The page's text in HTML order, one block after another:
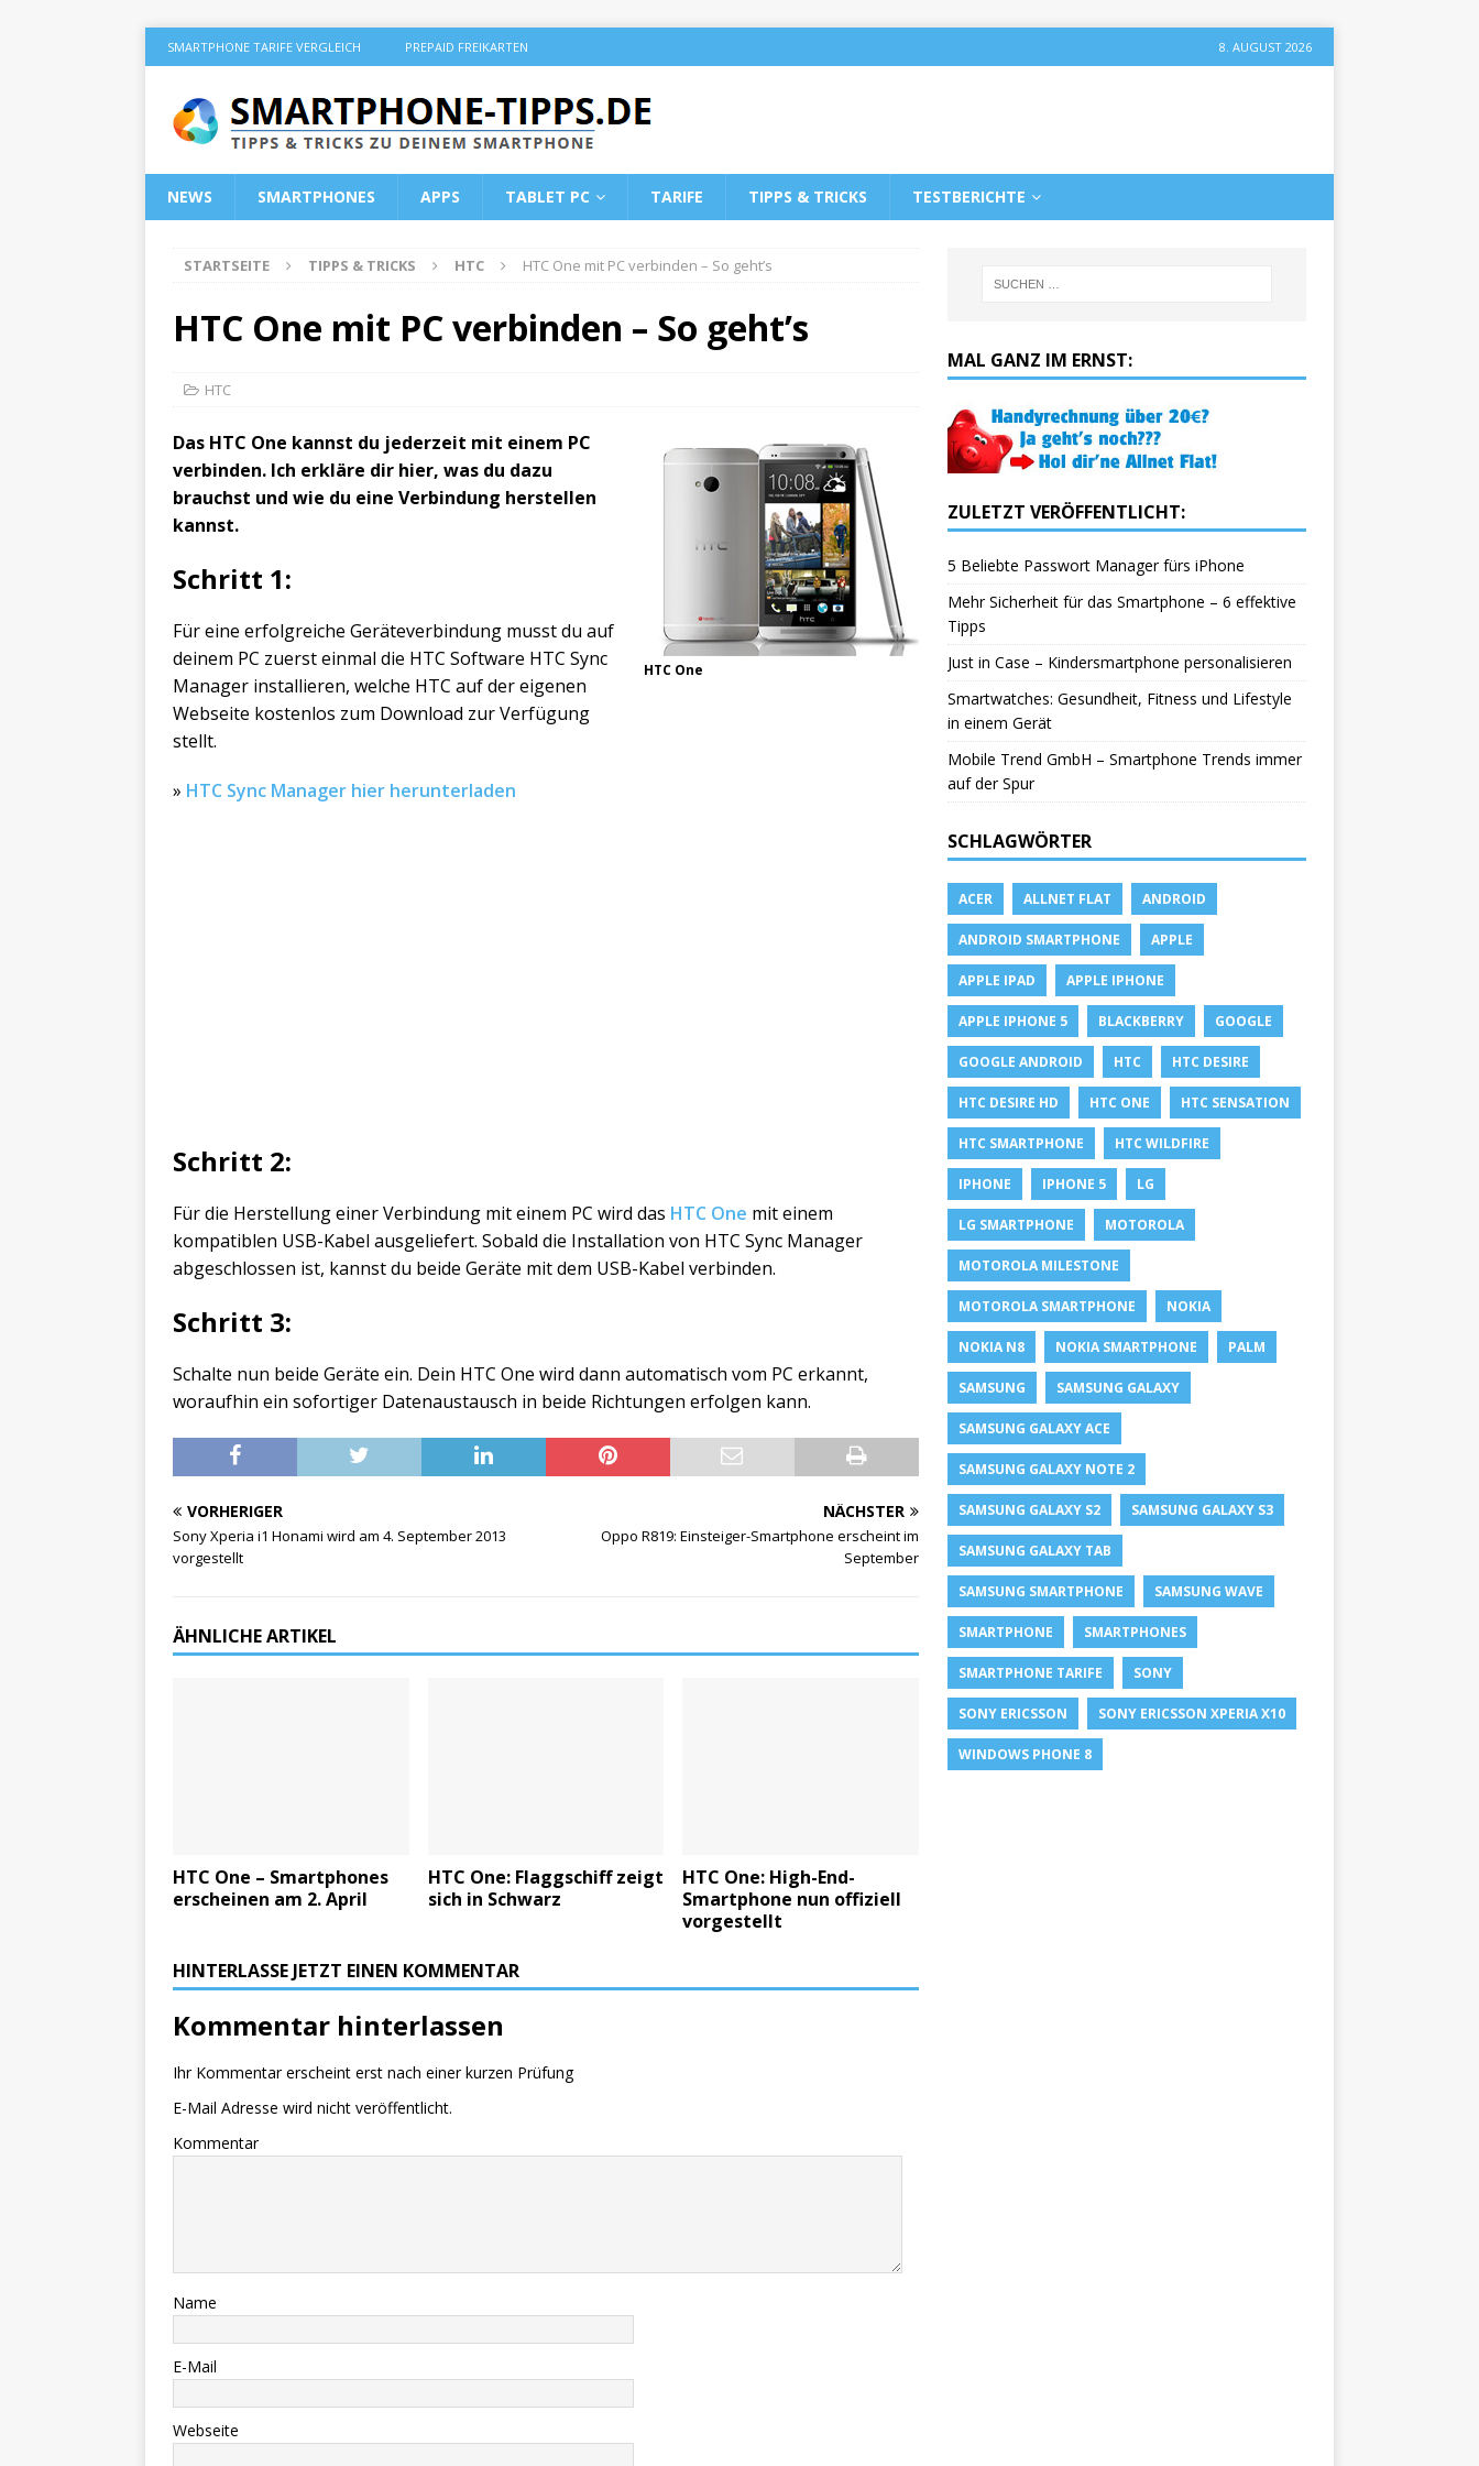
SMARTPHONE TARIFE VERGLEICH PREPAID FREIKARTEN 8. AUGUST 2026
NEWS SMARTPHONES APPS TABLET PC TARIFE TIPPS & TRICKS TESTBERICHTE
STARTSEITE TIPPS & TRICKS HTC HTC One mit PC verbinden – So geht’s
HTC One mit PC verbinden – So geht’s
HTC
HTC One
Das HTC One kannst du jederzeit mit einem PC
verbinden. Ich erkläre dir hier, was du dazu
brauchst und wie du eine Verbindung herstellen
kannst.
Schritt 1:
Für eine erfolgreiche Geräteverbindung musst du auf
deinem PC zuerst einmal die HTC Software HTC Sync
Manager installieren, welche HTC auf der eigenen
Webseite kostenlos zum Download zur Verfügung
stellt.
» HTC Sync Manager hier herunterladen
Schritt 2:
Für die Herstellung einer Verbindung mit einem PC wird das HTC One mit einem
kompatiblen USB-Kabel ausgeliefert. Sobald die Installation von HTC Sync Manager
abgeschlossen ist, kannst du beide Geräte mit dem USB-Kabel verbinden.
Schritt 3:
Schalte nun beide Geräte ein. Dein HTC One wird dann automatisch vom PC erkannt,
woraufhin ein sofortiger Datenaustausch in beide Richtungen erfolgen kann.
VORHERIGER
Sony Xperia i1 Honami wird am 4. September 2013
vorgestellt
NÄCHSTER
Oppo R819: Einsteiger-Smartphone erscheint im
September
ÄHNLICHE ARTIKEL
HTC One – Smartphones
erscheinen am 2. April
HTC One: Flaggschiff zeigt
sich in Schwarz
HTC One: High-End-
Smartphone nun offiziell
vorgestellt
HINTERLASSE JETZT EINEN KOMMENTAR
Kommentar hinterlassen
Ihr Kommentar erscheint erst nach einer kurzen Prüfung
E-Mail Adresse wird nicht veröffentlicht.
Kommentar
Name
E-Mail
Webseite
MAL GANZ IM ERNST:
ZULETZT VERÖFFENTLICHT:
5 Beliebte Passwort Manager fürs iPhone
Mehr Sicherheit für das Smartphone – 6 effektive
Tipps
Just in Case – Kindersmartphone personalisieren
Smartwatches: Gesundheit, Fitness und Lifestyle
in einem Gerät
Mobile Trend GmbH – Smartphone Trends immer
auf der Spur
SCHLAGWÖRTER
ACER ALLNET FLAT ANDROID
ANDROID SMARTPHONE APPLE
APPLE IPAD APPLE IPHONE
APPLE IPHONE 5 BLACKBERRY GOOGLE
GOOGLE ANDROID HTC HTC DESIRE
HTC DESIRE HD HTC ONE HTC SENSATION
HTC SMARTPHONE HTC WILDFIRE
IPHONE IPHONE 5 LG
LG SMARTPHONE MOTOROLA
MOTOROLA MILESTONE
MOTOROLA SMARTPHONE NOKIA
NOKIA N8 NOKIA SMARTPHONE PALM
SAMSUNG SAMSUNG GALAXY
SAMSUNG GALAXY ACE
SAMSUNG GALAXY NOTE 2
SAMSUNG GALAXY S2 SAMSUNG GALAXY S3
SAMSUNG GALAXY TAB
SAMSUNG SMARTPHONE SAMSUNG WAVE
SMARTPHONE SMARTPHONES
SMARTPHONE TARIFE SONY
SONY ERICSSON SONY ERICSSON XPERIA X10
WINDOWS PHONE 8